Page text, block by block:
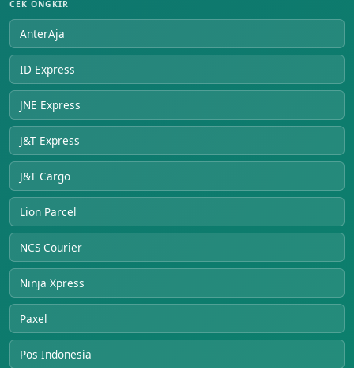
CEK ONGKIR
AnterAja
ID Express
JNE Express
J&T Express
J&T Cargo
Lion Parcel
NCS Courier
Ninja Xpress
Paxel
Pos Indonesia